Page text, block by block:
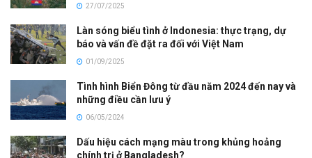
27/07/2025
Làn sóng biểu tình ở Indonesia: thực trạng, dự
báo và vấn đề đặt ra đối với Việt Nam
01/09/2025
Tình hình Biển Đông từ đầu năm 2024 đến nay và
những điều cần lưu ý
06/05/2024
Dấu hiệu cách mạng màu trong khủng hoảng
chính trị ở Bangladesh?